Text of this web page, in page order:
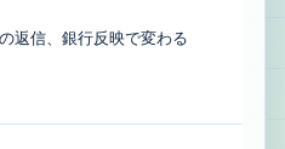
返信、銀行反映で変わる